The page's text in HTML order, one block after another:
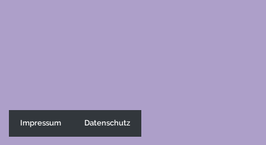
Impressum Datenschutz